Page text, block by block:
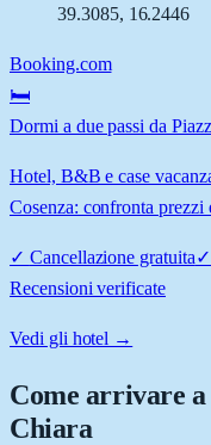
39.3085, 16.2446
Booking.com
🛏️
Dormi a due passi da
Hotel, B&B e case
Cosenza: confronta
✓ Cancellazione gratuita✓
Recensioni verificate
Vedi gli hotel →
Come arrivare
Chiara